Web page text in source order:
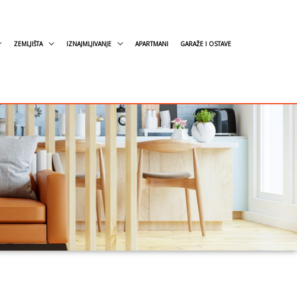
ZEMLJIŠTA IZNAJMLJIVANJE APARTMANI GARAŽE I OSTAVE